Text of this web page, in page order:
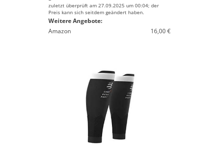
zuletzt überprüft am 27.09.2025 um 00:04; der
Preis kann sich seitdem geändert haben.
Weitere Angebote:
Amazon
16,00 €